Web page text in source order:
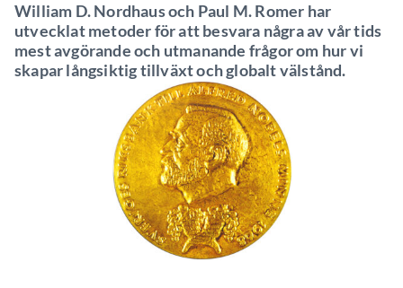
William D. Nordhaus och Paul M. Romer har
utvecklat metoder för att besvara några av vår tids
mest avgörande och utmanande frågor om hur vi
skapar långsiktig tillväxt och globalt välstånd.